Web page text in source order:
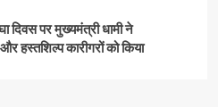
दिवस पर मुख्यमंत्री धामी ने
हस्तशिल्प कारीगरों को किया